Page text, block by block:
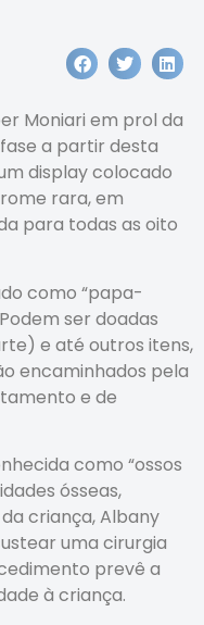
Moniari em prol da
a partir desta
display colocado
rara, em
para todas as oito
como “papa-
ser doadas
e até outros itens,
encaminhados pela
e de
como “ossos
ósseas,
criança, Albany
uma cirurgia
prevê a
à criança.